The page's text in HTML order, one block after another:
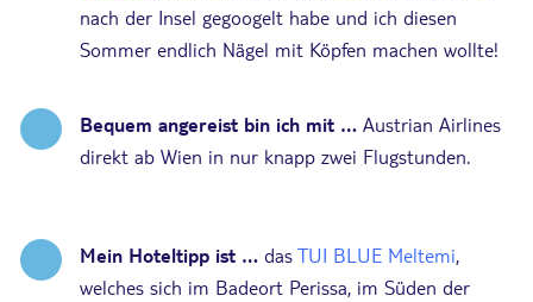
nach der Insel gegoogelt habe und ich diesen
Sommer endlich Nägel mit Köpfen machen wollte!
Bequem angereist bin ich mit … Austrian Airlines
direkt ab Wien in nur knapp zwei Flugstunden.
Mein Hoteltipp ist … dasTUI BLUE Meltemi,
welches sich im Badeort Perissa, im Süden der